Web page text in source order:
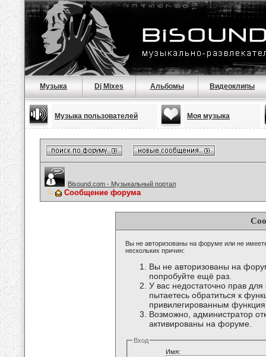
Музыка Dj Mixes Альбомы Видеоклипы
Музыка пользователей Моя музыка
Bisound.com - Музыкальный портал
Сообщение форума
Вы не авторизованы на форуме или не
нескольких причин:
Вы не авторизованы на
попробуйте ещё раз.
У вас недостаточно прав
пытаетесь обратиться к
привилегированным
Возможно, администратор
активированы на форуме.
Вход
Имя: